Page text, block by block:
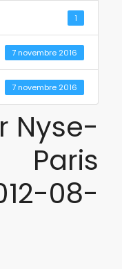
1
7 novembre 2016
7 novembre 2016
Nyse-
08-